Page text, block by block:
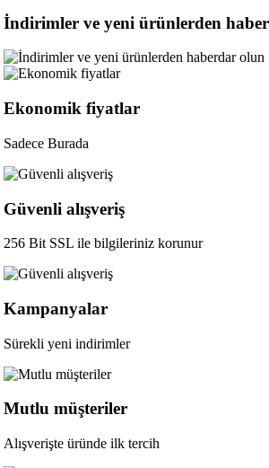
İndirimler ve yeni ürünlerden
Ekonomik fiyatlar
Sadece Burada
Güvenli alışveriş
256 Bit SSL ile bilgileriniz korunur
Kampanyalar
Sürekli yeni indirimler
Mutlu müşteriler
Alışverişte üründe ilk tercih